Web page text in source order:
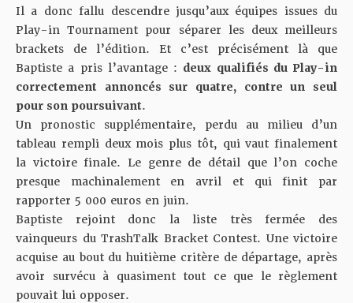
Il a donc fallu descendre jusqu’aux équipes issues du
Play-in Tournament pour séparer les deux meilleurs
brackets de l’édition. Et c’est précisément là que
Baptiste a pris l’avantage : deux qualifiés du Play-in
correctement annoncés sur quatre, contre un seul
pour son poursuivant.
Un pronostic supplémentaire, perdu au milieu d’un
tableau rempli deux mois plus tôt, qui vaut finalement
la victoire finale. Le genre de détail que l’on coche
presque machinalement en avril et qui finit par
rapporter 5 000 euros en juin.
Baptiste rejoint donc la liste très fermée des
vainqueurs du TrashTalk Bracket Contest. Une victoire
acquise au bout du huitième critère de départage, après
avoir survécu à quasiment tout ce que le règlement
pouvait lui opposer.